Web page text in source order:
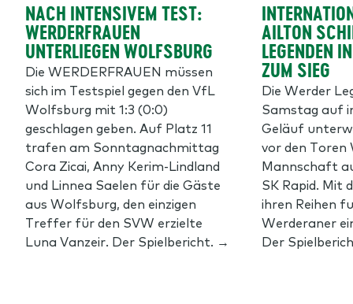
NACH INTENSIVEM TEST:
WERDERFRAUEN
UNTERLIEGEN WOLFSBURG
Die WERDERFRAUEN müssen
sich im Testspiel gegen den VfL
Wolfsburg mit 1:3 (0:0)
geschlagen geben. Auf Platz 11
trafen am Sonntagnachmittag
Cora Zicai, Anny Kerim-Lindland
und Linnea Saelen für die Gäste
aus Wolfsburg, den einzigen
Treffer für den SVW erzielte
Luna Vanzeir. Der Spielbericht. →
AILTON
EGENDEN IN
UM SIEG
Die Werder
Samstag auf
Geläuf
vor den Toren
Mannschaft
SK Rapid. Mit
ihren Reihen
Werderaner
Der